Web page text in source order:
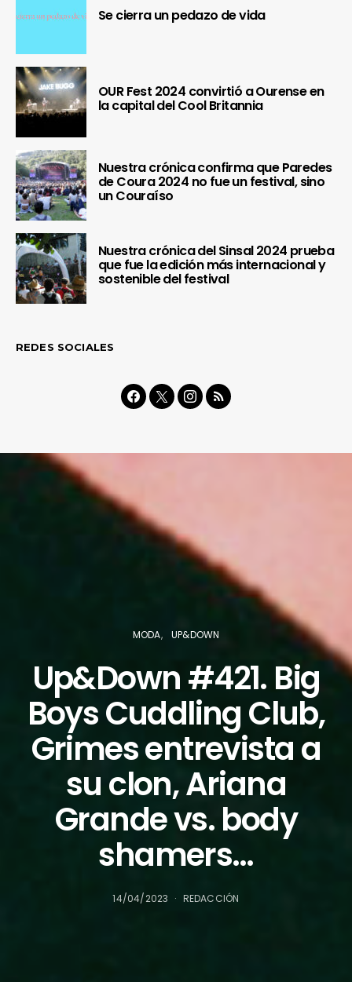
Se cierra un pedazo de vida
OUR Fest 2024 convirtió a Ourense en
la capital del Cool Britannia
Nuestra crónica confirma que Paredes
de Coura 2024 no fue un festival, sino
un Couraíso
Nuestra crónica del Sinsal 2024 prueba
que fue la edición más internacional y
sostenible del festival
REDES SOCIALES
MODA UP&DOWN
Up&Down #421. Big
Boys Cuddling Club,
Grimes entrevista a
su clon, Ariana
Grande vs. body
shamers…
14/04/2023 REDACCIÓN